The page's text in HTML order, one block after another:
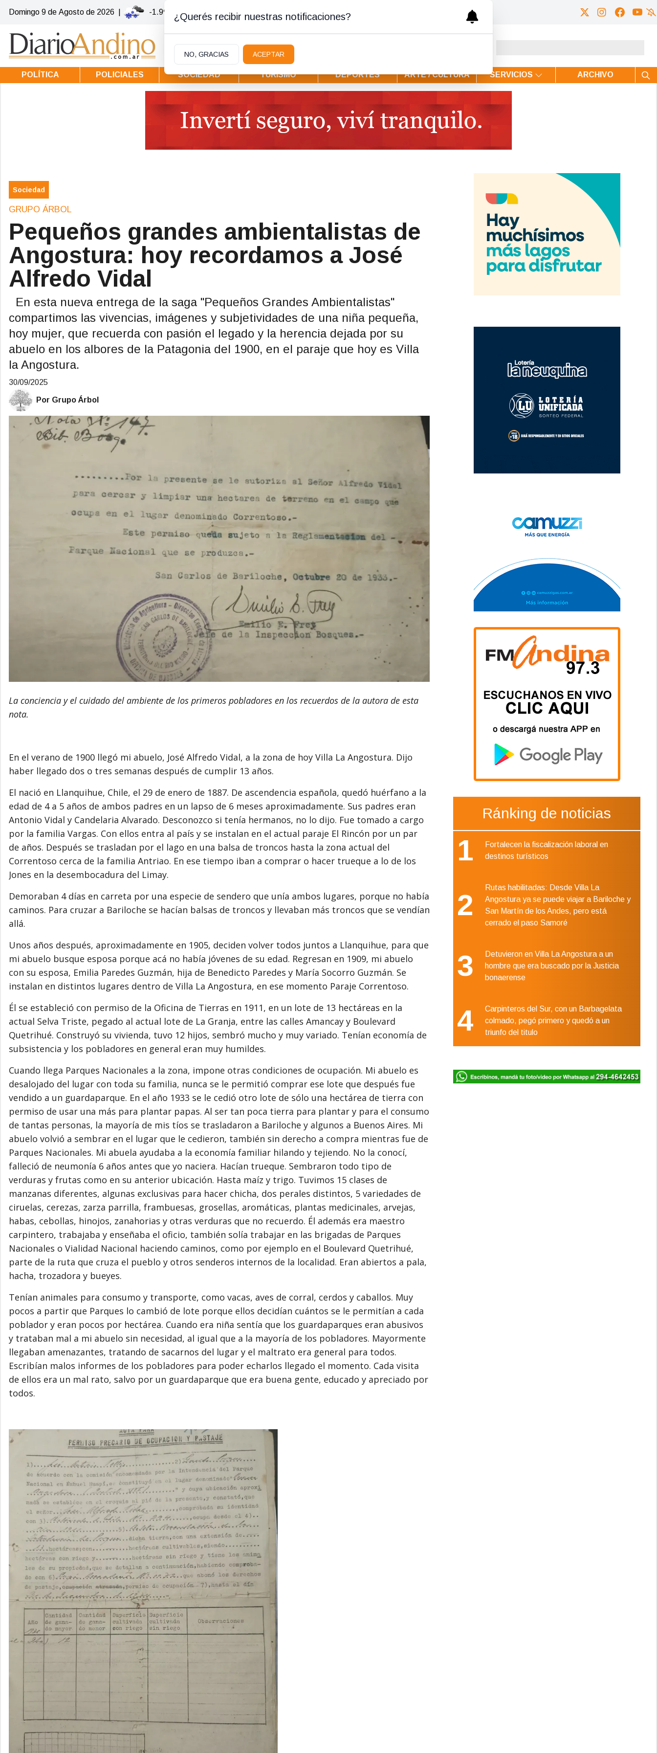
Domingo 9 de Agosto de 2026 -1.9ºc | Villa la Angostura
POLÍTICA POLICIALES SOCIEDAD TURISMO DEPORTES ARTE / CULTURA SERVICIOS ARCHIVO
Sociedad
GRUPO ÁRBOL
Pequeños grandes ambientalistas de
Angostura: hoy recordamos a José
Alfredo Vidal
En esta nueva entrega de la saga "Pequeños Grandes Ambientalistas"
compartimos las vivencias, imágenes y subjetividades de una niña pequeña,
hoy mujer, que recuerda con pasión el legado y la herencia dejada por su
abuelo en los albores de la Patagonia del 1900, en el paraje que hoy es Villa
la Angostura.
30/09/2025
Por Grupo Árbol
La conciencia y el cuidado del ambiente de los primeros pobladores en los recuerdos de la autora de esta
nota.
En el verano de 1900 llegó mi abuelo, José Alfredo Vidal, a la zona de hoy Villa La Angostura. Dijo
haber llegado dos o tres semanas después de cumplir 13 años.
El nació en Llanquihue, Chile, el 29 de enero de 1887. De ascendencia española, quedó huérfano a la
edad de 4 a 5 años de ambos padres en un lapso de 6 meses aproximadamente. Sus padres eran
Antonio Vidal y Candelaria Alvarado. Desconozco si tenía hermanos, no lo dijo. Fue tomado a cargo
por la familia Vargas. Con ellos entra al país y se instalan en el actual paraje El Rincón por un par
de años. Después se trasladan por el lago en una balsa de troncos hasta la zona actual del
Correntoso cerca de la familia Antriao. En ese tiempo iban a comprar o hacer trueque a lo de los
Jones en la desembocadura del Limay.
Demoraban 4 días en carreta por una especie de sendero que unía ambos lugares, porque no había
caminos. Para cruzar a Bariloche se hacían balsas de troncos y llevaban más troncos que se vendían
allá.
Unos años después, aproximadamente en 1905, deciden volver todos juntos a Llanquihue, para que
mi abuelo busque esposa porque acá no había jóvenes de su edad. Regresan en 1909, mi abuelo
con su esposa, Emilia Paredes Guzmán, hija de Benedicto Paredes y María Socorro Guzmán. Se
instalan en distintos lugares dentro de Villa La Angostura, en ese momento Paraje Correntoso.
Él se estableció con permiso de la Oficina de Tierras en 1911, en un lote de 13 hectáreas en la
actual Selva Triste, pegado al actual lote de La Granja, entre las calles Amancay y Boulevard
Quetrihué. Construyó su vivienda, tuvo 12 hijos, sembró mucho y muy variado. Tenían economía de
subsistencia y los pobladores en general eran muy humildes.
Cuando llega Parques Nacionales a la zona, impone otras condiciones de ocupación. Mi abuelo es
desalojado del lugar con toda su familia, nunca se le permitió comprar ese lote que después fue
vendido a un guardaparque. En el año 1933 se le cedió otro lote de sólo una hectárea de tierra con
permiso de usar una más para plantar papas. Al ser tan poca tierra para plantar y para el consumo
de tantas personas, la mayoría de mis tíos se trasladaron a Bariloche y algunos a Buenos Aires. Mi
abuelo volvió a sembrar en el lugar que le cedieron, también sin derecho a compra mientras fue de
Parques Nacionales. Mi abuela ayudaba a la economía familiar hilando y tejiendo. No la conocí,
falleció de neumonía 6 años antes que yo naciera. Hacían trueque. Sembraron todo tipo de
verduras y frutas como en su anterior ubicación. Hasta maíz y trigo. Tuvimos 15 clases de
manzanas diferentes, algunas exclusivas para hacer chicha, dos perales distintos, 5 variedades de
ciruelas, cerezas, zarza parrilla, frambuesas, grosellas, aromáticas, plantas medicinales, arvejas,
habas, cebollas, hinojos, zanahorias y otras verduras que no recuerdo. Él además era maestro
carpintero, trabajaba y enseñaba el oficio, también solía trabajar en las brigadas de Parques
Nacionales o Vialidad Nacional haciendo caminos, como por ejemplo en el Boulevard Quetrihué,
parte de la ruta que cruza el pueblo y otros senderos internos de la localidad. Eran abiertos a pala,
hacha, trozadora y bueyes.
Tenían animales para consumo y transporte, como vacas, aves de corral, cerdos y caballos. Muy
pocos a partir que Parques lo cambió de lote porque ellos decidían cuántos se le permitían a cada
poblador y eran pocos por hectárea. Cuando era niña sentía que los guardaparques eran abusivos
y trataban mal a mi abuelo sin necesidad, al igual que a la mayoría de los pobladores. Mayormente
llegaban amenazantes, tratando de sacarnos del lugar y el maltrato era general para todos.
Escribían malos informes de los pobladores para poder echarlos llegado el momento. Cada visita
de ellos era un mal rato, salvo por un guardaparque que era buena gente, educado y apreciado por
todos.
Ránking de noticias
1
Fortalecen la fiscalización laboral en
destinos turísticos
2
Rutas habilitadas: Desde Villa La
Angostura ya se puede viajar a Bariloche y
San Martín de los Andes, pero está
cerrado el paso Samoré
3
Detuvieron en Villa La Angostura a un
hombre que era buscado por la Justicia
bonaerense
4
Carpinteros del Sur, con un Barbagelata
colmado, pegó primero y quedó a un
triunfo del titulo
¿Querés recibir nuestras notificaciones?
NO, GRACIAS ACEPTAR